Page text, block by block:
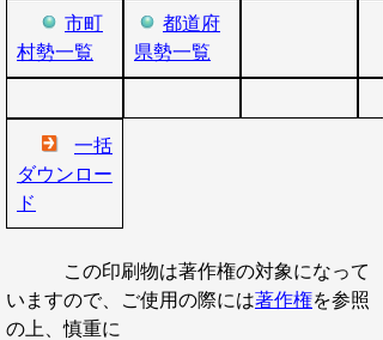
市町
村勢一覧
都道府
県勢一覧
一括
ダウンロー
ド
この印刷物は著作権の対象になって
いますので、ご使用の際には著作権を参照
の上、慎重に